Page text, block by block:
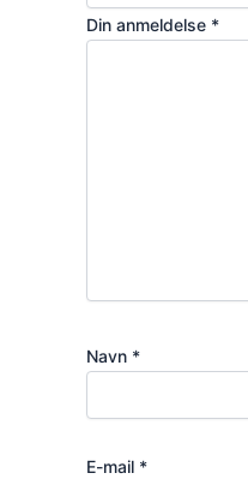
Din anmeldelse *
Navn *
E-mail *